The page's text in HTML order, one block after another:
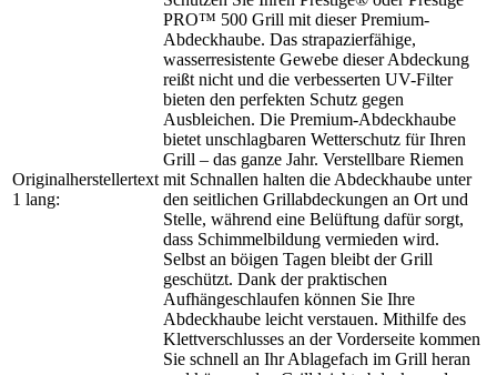
Originalherstellertext
1 lang:
PRO™ 500 Grill mit dieser Premium-
Abdeckhaube. Das strapazierfähige,
wasserresistente Gewebe dieser Abdeckung
reißt nicht und die verbesserten UV-Filter
bieten den perfekten Schutz gegen
Ausbleichen. Die Premium-Abdeckhaube
bietet unschlagbaren Wetterschutz für Ihren
Grill – das ganze Jahr. Verstellbare Riemen
mit Schnallen halten die Abdeckhaube unter
den seitlichen Grillabdeckungen an Ort und
Stelle, während eine Belüftung dafür sorgt,
dass Schimmelbildung vermieden wird.
Selbst an böigen Tagen bleibt der Grill
geschützt. Dank der praktischen
Aufhängeschlaufen können Sie Ihre
Abdeckhaube leicht verstauen. Mithilfe des
Klettverschlusses an der Vorderseite kommen
Sie schnell an Ihr Ablagefach im Grill heran